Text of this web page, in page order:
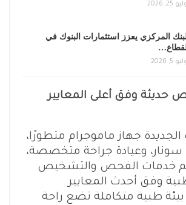
25, 2026
المركزي يعزز استثمارات البنوك في
5, 2026
حديثة وفق أعلى المعايير
جهاز ماموجرام متطورًا،
سونار، وعيادة جراحة متخصصة،
خدمات الفحص والتشخيص
وفق أحدث المعايير
بيئة طبية متكاملة تضع راحة